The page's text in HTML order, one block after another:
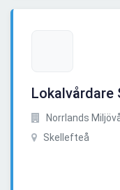
Lokalvårdare
Norrlands
Skellefteå